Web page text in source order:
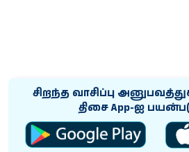
சிறந்த வாசிப்பு
திசை App-ஐ